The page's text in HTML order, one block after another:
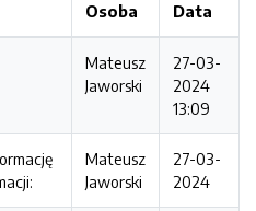
Osoba Data
Mateusz
Jaworski
27-03-
2024
13:09
Mateusz
Jaworski
27-03-
2024